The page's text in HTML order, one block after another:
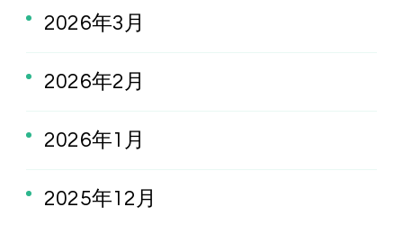
2026年3月
2026年2月
2026年1月
2025年12月